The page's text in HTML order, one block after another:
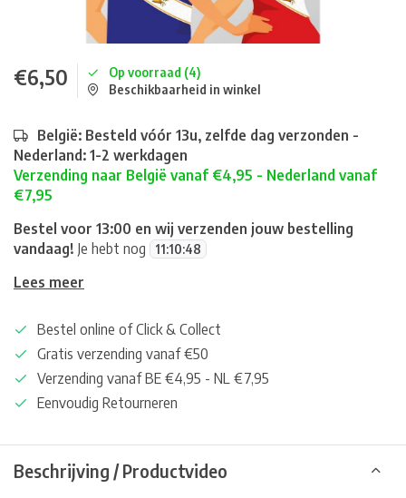
€6,50
Op voorraad (4)
Beschikbaarheid in winkel
België: Besteld vóór 13u, zelfde dag verzonden -
Nederland: 1-2 werkdagen
Verzending naar België vanaf €4,95 - Nederland vanaf
€7,95
Bestel voor 13:00 en wij verzenden jouw bestelling
vandaag! Je hebt nog 11:10:48
Lees meer
Bestel online of Click & Collect
Gratis verzending vanaf €50
Verzending vanaf BE €4,95 - NL €7,95
Eenvoudig Retourneren
Beschrijving / Productvideo